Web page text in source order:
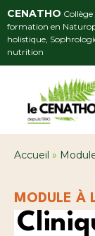
CENATHO
formation en
holistique,
nutrition
Accueil »
MODULE À